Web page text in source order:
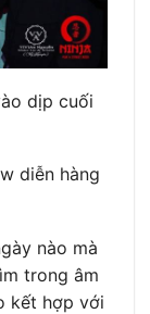
dịp cuối
diễn hàng
nào mà
trong âm
kết hợp với